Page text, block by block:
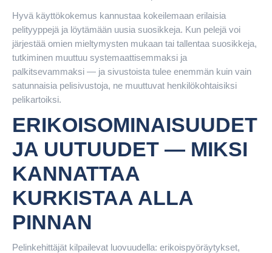
Hyvä käyttökokemus kannustaa kokeilemaan erilaisia
pelityyppejä ja löytämään uusia suosikkeja. Kun pelejä voi
järjestää omien mieltymysten mukaan tai tallentaa suosikkeja,
tutkiminen muuttuu systemaattisemmaksi ja
palkitsevammaksi — ja sivustoista tulee enemmän kuin vain
satunnaisia pelisivustoja, ne muuttuvat henkilökohtaisiksi
pelikartoiksi.
ERIKOISOMINAISUUDET
JA UUTUUDET — MIKSI
KANNATTAA
KURKISTAA ALLA
PINNAN
Pelinkehittäjät kilpailevat luovuudella: erikoispyöräytykset,